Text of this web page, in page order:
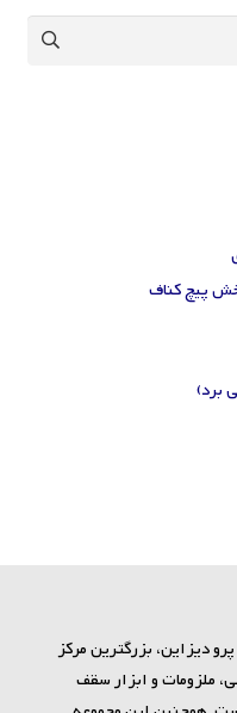
پیچ کناف
برد)
دیزاین، بزرگترین مرکز
ملزومات و ابزار سقف